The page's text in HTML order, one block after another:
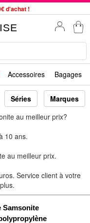
d'achat !
du lundi au vendredi
de chez vous ?
CERISE !
07 au 27/08
Little Marcel à Prix Bas
Accessoires Bagages
Séries
Marques
au meilleur prix?
10 ans.
au meilleur prix.
Service client à votre
Samsonite